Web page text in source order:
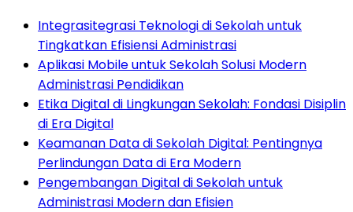
Integrasitegrasi Teknologi di Sekolah untuk
Tingkatkan Efisiensi Administrasi
Aplikasi Mobile untuk Sekolah Solusi Modern
Administrasi Pendidikan
Etika Digital di Lingkungan Sekolah: Fondasi Disiplin
di Era Digital
Keamanan Data di Sekolah Digital: Pentingnya
Perlindungan Data di Era Modern
Pengembangan Digital di Sekolah untuk
Administrasi Modern dan Efisien